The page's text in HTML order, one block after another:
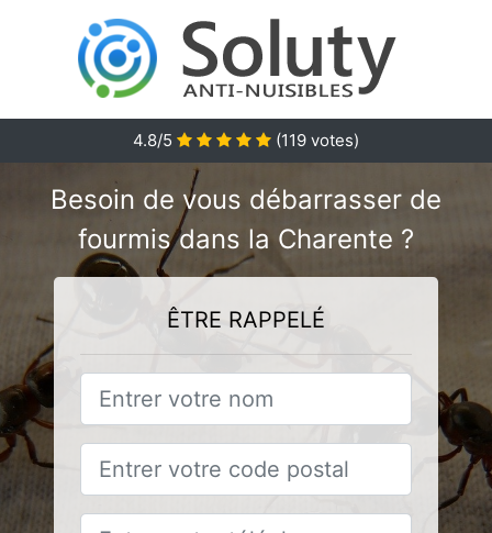
4.8/5 (119 votes)
Besoin de vous débarrasser de
fourmis dans la Charente ?
ÊTRE RAPPELÉ